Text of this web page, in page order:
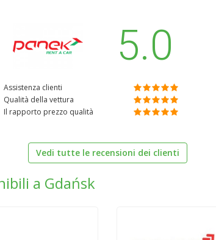
5.0
Assistenza clienti
Qualità della vettura
Il rapporto prezzo qualità
Vedi tutte le recensioni dei clienti
a Gdańsk